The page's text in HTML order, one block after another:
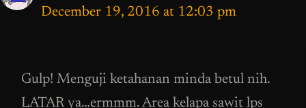
December 19, 2016 at 12:03 pm
Gulp! Menguji ketahanan minda betul nih.
LATAR ya…ermmm. Area kelapa sawit lps